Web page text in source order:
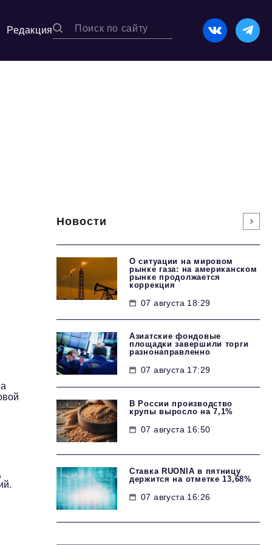
Редакция
Новости
О ситуации на мировом
рынке газа: на американском
рынке продолжается
коррекция
07 августа 18:29
Азиатские фондовые
площадки завершили торги
разнонаправленно
07 августа 17:29
В России производство
крупы выросло на 7,1%
07 августа 16:50
Ставка RUONIA в пятницу
держится на отметке 13,68%
07 августа 16:26